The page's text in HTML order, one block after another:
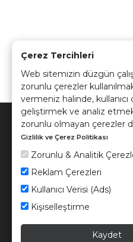
Çerez Tercihleri
Web sitemizin düzgün
zorunlu çerezler
vermeniz halinde,
geliştirmek ve analiz
zorunlu olmayan çerezler
Gizlilik ve Çerez Politikası
Zorunlu & Analitik
Reklam Çerezleri
Kullanıcı Verisi (Ads)
Kişiselleştirme
Kaydet
© 2026 Ünsa